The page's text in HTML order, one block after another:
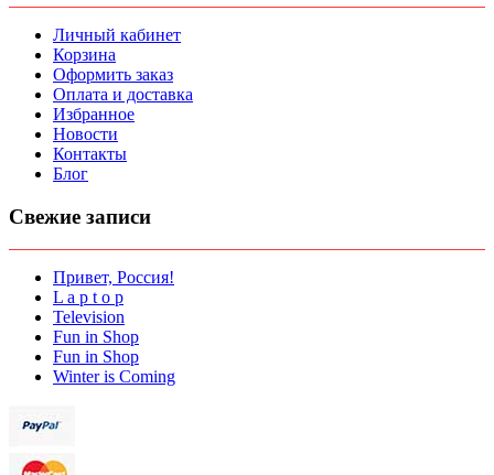
Личный кабинет
Корзина
Оформить заказ
Оплата и доставка
Избранное
Новости
Контакты
Блог
Свежие записи
Привет, Россия!
L a p t o p
Television
Fun in Shop
Fun in Shop
Winter is Coming